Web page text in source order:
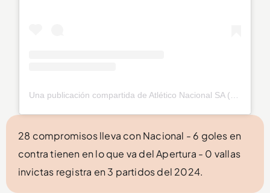
Una publicación compartida de Atlético Nacional SA (@nacionaloficial)
28 compromisos lleva con Nacional - 6 goles en
contra tienen en lo que va del Apertura - 0 vallas
invictas registra en 3 partidos del 2024.